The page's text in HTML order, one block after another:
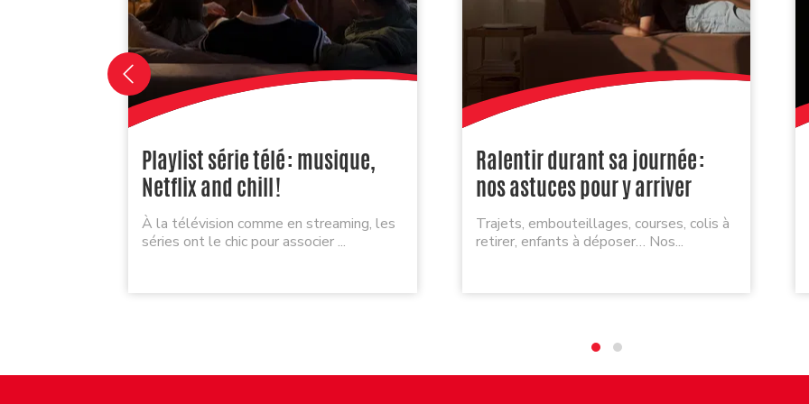
Playlist série télé : musique,
Netflix and chill !
À la télévision comme en streaming, les
séries ont le chic pour associer ...
Ralentir durant sa journée :
nos astuces pour y arriver
Trajets, embouteillages, courses, colis à
retirer, enfants à déposer… Nos...